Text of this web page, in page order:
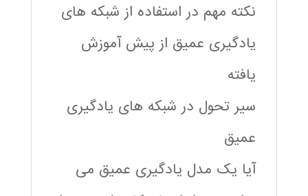
نکته مهم در استفاده از شبکه های
یادگیری عمیق از پیش آموزش
یافته
سیر تحول در شبکه های یادگیری
عمیق
آیا یک مدل یادگیری عمیق می